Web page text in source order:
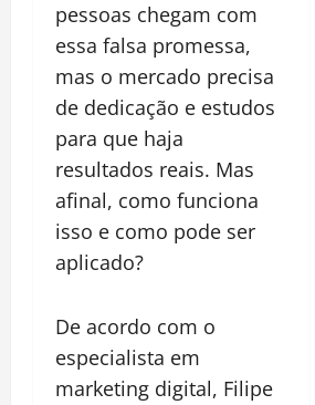
pessoas chegam com
essa falsa promessa,
mas o mercado precisa
de dedicação e estudos
para que haja
resultados reais. Mas
afinal, como funciona
isso e como pode ser
aplicado?
De acordo com o
especialista em
marketing digital, Filipe